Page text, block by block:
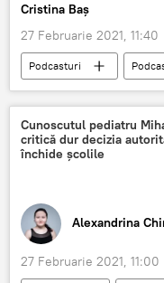
Cristina Baș
27 Februarie 2021, 11:40
Podcasturi
Republica Moldova
Agricultură
prețuri
Cunoscutul pediatru
critică dur decizia
închide școlile
Alexandrina
27 Februarie 2021, 11:00